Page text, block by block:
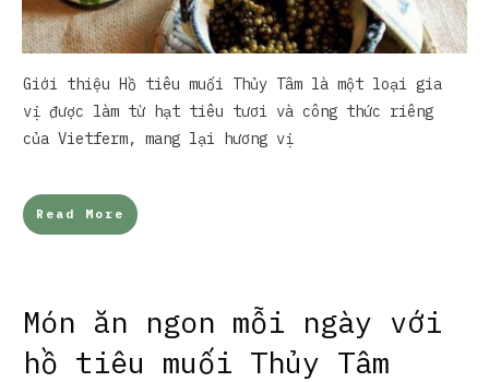
Giới thiệu Hồ tiêu muối Thủy Tâm là một loại gia
vị được làm từ hạt tiêu tươi và công thức riêng
của Vietferm, mang lại hương vị
Read More
Món ăn ngon mỗi ngày với
hồ tiêu muối Thủy Tâm